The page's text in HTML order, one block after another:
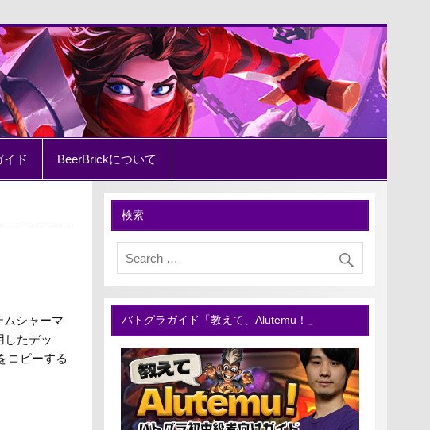
イド BeerBrickについて
ムシャーマ
したデッ
コピーする
検索
バトグラガイド「教えて、Alutemu！」